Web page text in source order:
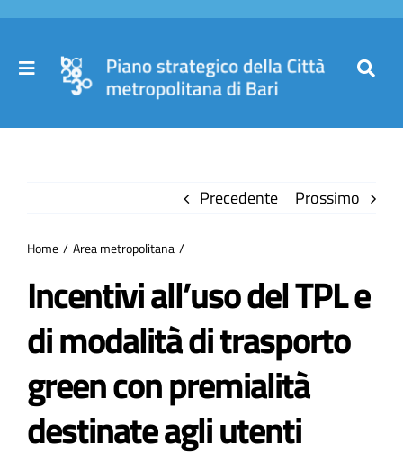
Salta
contenuto
Toggle
Partecipa
Comuni
Atti e Docunenti
Precedente Prossimo
Home Area metropolitana
Incentivi all’uso del TPL e
di modalità di trasporto
green con premialità
destinate agli utenti​